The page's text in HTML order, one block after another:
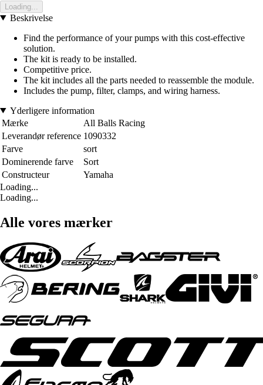
Loading...
Beskrivelse
Find the performance of your pumps with this cost-effective
solution.
The kit is ready to be installed.
Competitive price.
The kit includes all the parts needed to reassemble the module.
Includes the pump, filter, clamps, and wiring harness.
Yderligere information
Mærke
All Balls Racing
Leverandør reference 1090332
Farve
sort
Dominerende farve
Sort
Constructeur
Yamaha
Loading...
Loading...
Alle vores mærker